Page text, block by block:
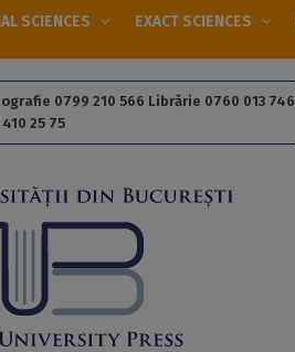
SCIENCES EXACT SCIENCES
0799 210 566 Librărie 0760 013 746
25 75